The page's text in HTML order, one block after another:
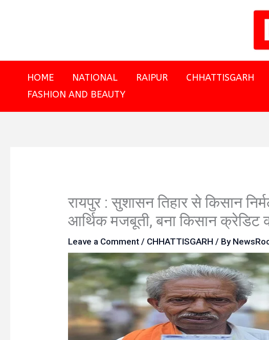
HOME NATIONAL RAIPUR CHHATTISGARH
FASHION AND BEAUTY
रायपुर : सुशासन तिहार से किसान
आर्थिक मजबूती, बना किसान क्रेडिट
Leave a Comment / CHHATTISGARH / By